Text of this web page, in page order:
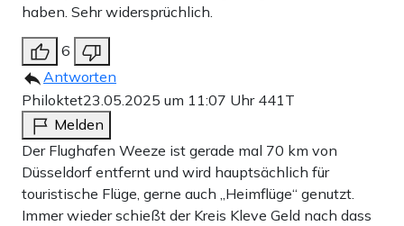
haben. Sehr widersprüchlich.
6
Antworten
Philoktet23.05.2025 um 11:07 Uhr 441T
Melden
Der Flughafen Weeze ist gerade mal 70 km von
Düsseldorf entfernt und wird hauptsächlich für
touristische Flüge, gerne auch „Heimflüge“ genutzt.
Immer wieder schießt der Kreis Kleve Geld nach dass